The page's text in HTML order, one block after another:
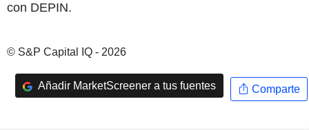
con DEPIN.
© S&P Capital IQ - 2026
Añadir MarketScreener a tus fuentes Comparte